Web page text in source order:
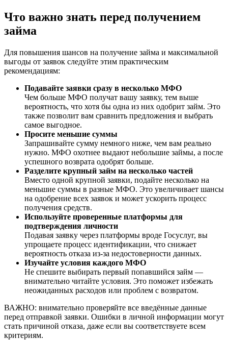
Что важно знать перед получением
займа
Для повышения шансов на получение займа и максимальной
выгоды от заявок следуйте этим практическим
рекомендациям:
Подавайте заявки сразу в несколько МФО
Чем больше МФО получат вашу заявку, тем выше
вероятность, что хотя бы одна из них одобрит займ. Это
также позволит вам сравнить предложения и выбрать
самое выгодное.
Просите меньшие суммы
Запрашивайте сумму немного ниже, чем вам реально
нужно. МФО охотнее выдают небольшие займы, а после
успешного возврата одобрят больше.
Разделите крупный займ на несколько частей
Вместо одной крупной заявки, подайте несколько на
меньшие суммы в разные МФО. Это увеличивает шансы
на одобрение всех заявок и может ускорить процесс
получения средств.
Используйте проверенные платформы для
подтверждения личности
Подавая заявку через платформы вроде Госуслуг, вы
упрощаете процесс идентификации, что снижает
вероятность отказа из-за недостоверности данных.
Изучайте условия каждого МФО
Не спешите выбирать первый попавшийся займ —
внимательно читайте условия. Это поможет избежать
неожиданных расходов или проблем с возвратом.
ВАЖНО: внимательно проверяйте все введённые данные
перед отправкой заявки. Ошибки в личной информации могут
стать причиной отказа, даже если вы соответствуете всем
критериям.